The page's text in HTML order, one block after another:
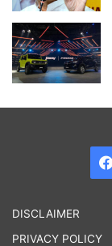
DISCLAIMER
PRIVACY POLICY